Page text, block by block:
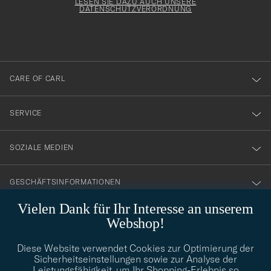
Vielen Dank für Ihr Interesse an unserem
Webshop!
Diese Website verwendet Cookies zur Optimierung der
Sicherheitseinstellungen sowie zur Analyse der
dig
till
vårt
nyhetsbrev!
DATENSCHUTZVERORDNUNG
CARE OF CARL
SERVICE
SOZIALE MEDIEN
GESCHÄFTSINFORMATIONEN
Benötigen Sie Hilfe bei der Suche nach Ihrem persönlichen Stil?
Wenden Sie sich an uns, wir helfen Ihnen gerne weiter!